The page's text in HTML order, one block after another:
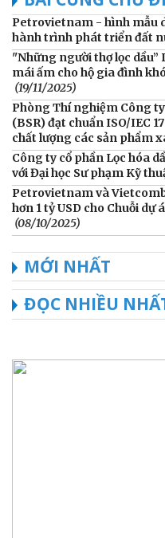
Petrovietnam - hình mẫu
hành trình phát triển đất
"Những người thợ lọc
mái ấm cho hộ gia đình
(19/11/2025)
Phòng Thí nghiệm Công
(BSR) đạt chuẩn ISO/IEC
chất lượng các sản phẩm
Công ty cổ phần Lọc hóa
với Đại học Sư phạm Kỹ
Petrovietnam và
hơn 1 tỷ USD cho Chuỗi dự
(08/10/2025)
MỚI NHẤT
ĐỌC NHIỀU